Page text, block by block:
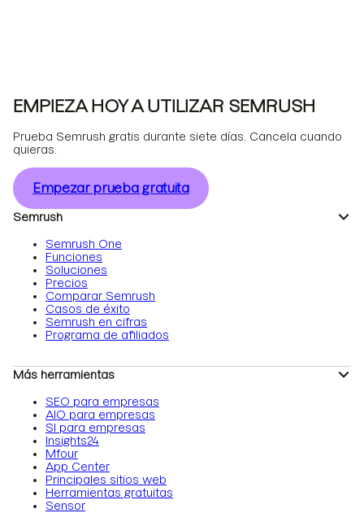
EMPIEZA HOY A UTILIZAR SEMRUSH
Prueba Semrush gratis durante siete días. Cancela cuando
quieras.
Empezar prueba gratuita
Semrush
Semrush One
Funciones
Soluciones
Precios
Comparar Semrush
Casos de éxito
Semrush en cifras
Programa de afiliados
Más herramientas
SEO para empresas
AIO para empresas
SI para empresas
Insights24
Mfour
App Center
Principales sitios web
Herramientas gratuitas
Sensor